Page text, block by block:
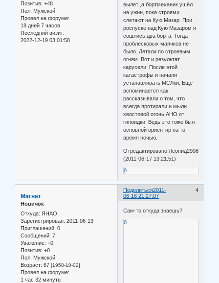
Позитив: +48
Пол: Мужской
Провел на форуме:
18 дней 7 часов
Последний визит:
2022-12-19 03:01:58
вылет ,а бортмеханик ушёл
на ужин, пока строями
слетают на Кую Мазар. При
роспуске над Кую Мазаром и
сошлись два борта. Тогда
проблесковых маячков не
было. Летали по строевым
огням. Вот и результат
карусели. После этой
катастрофы и начали
устанавливать МСЛки. Ещё
вспоминается как
рассказывали о том, что
всегда протирали и мыли
хвостовой огонь АНО от
гипоидки. Ведь это тоже был
основной ориентир на то
время ночью.
Отредактировано Леонид2908
(2011-06-17 13:21:51)
0
Поделиться 4
2011-
06-16 21:27:07
Магнат
Новичок
Откуда: ЯНАО
Зарегистрирован: 2011-06-13
Приглашений: 0
Сообщений: 7
Уважение: +0
Позитив: +0
Пол: Мужской
Возраст: 67 [1958-10-02]
Провел на форуме:
1 час 32 минуты
Сам-то откуда знаешь?
0